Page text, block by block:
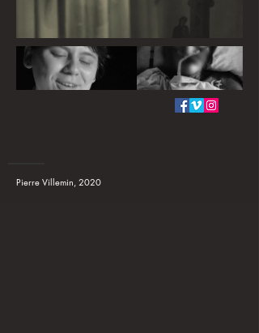
Pierre Villemin, 2020